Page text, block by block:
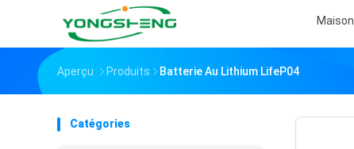
Maison
Aperçu Produits Batterie Au Lithium LifeP04
Catégories